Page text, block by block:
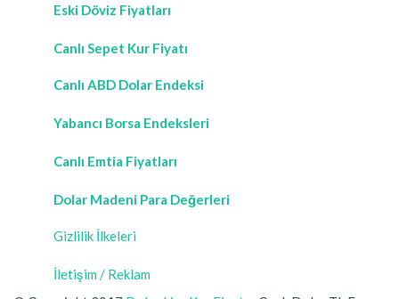
Eski Döviz Fiyatları
Canlı Sepet Kur Fiyatı
Canlı ABD Dolar Endeksi
Yabancı Borsa Endeksleri
Canlı Emtia Fiyatları
Dolar Madeni Para Değerleri
Gizlilik İlkeleri
İletişim / Reklam